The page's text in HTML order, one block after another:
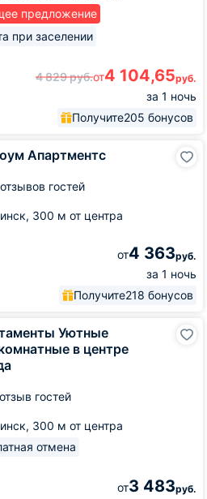
предложение
при заселении
4 829руб.от4 104,65руб.
за 1 ночь
Получите205 бонусов
Апартментс
гостей
300 м от центра
от4 363руб.
за 1 ночь
Получите218 бонусов
Уютные
в центре
гостей
300 м от центра
отмена
от3 483руб.